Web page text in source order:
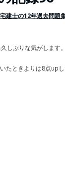
建士の12年過去問題
しぶりな気がします。
たときよりは8点up